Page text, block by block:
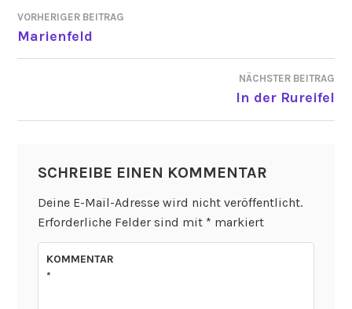
BEITRAGSNAVIGATION
VORHERIGER BEITRAG
Marienfeld
NÄCHSTER BEITRAG
In der Rureifel
SCHREIBE EINEN KOMMENTAR
Deine E-Mail-Adresse wird nicht veröffentlicht.
Erforderliche Felder sind mit * markiert
KOMMENTAR
*